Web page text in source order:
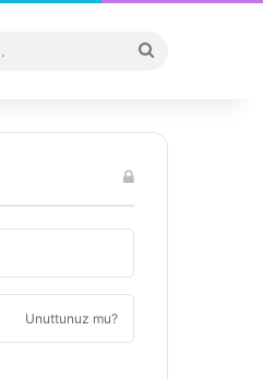
...
Unuttunuz mu?